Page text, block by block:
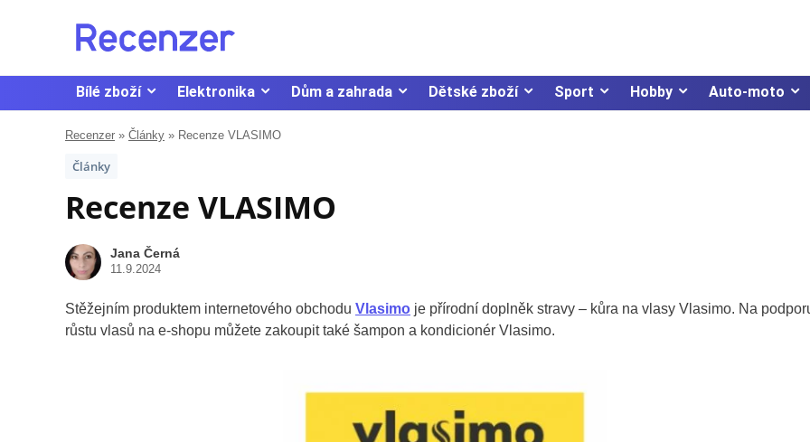
Bílé zboží Elektronika Dům a zahrada Dětské zboží Sport Hobby Auto-moto
Recenzer » Články » Recenze VLASIMO
Články
Recenze VLASIMO
Jana Černá
11.9.2024
Stěžejním produktem internetového obchodu Vlasimo je přírodní doplněk stravy – kůra na vlasy Vlasimo. Na
růstu vlasů na e-shopu můžete zakoupit také šampon a kondicionér Vlasimo.